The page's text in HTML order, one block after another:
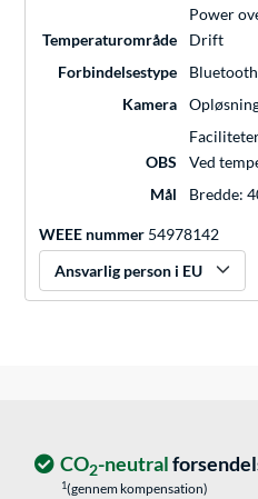
Power
Temperaturområde
Drift
Forbindelsestype
Bluetooth
Kamera
OBS
Ved
Mål
Bredde:
WEEE nummer 54978142
Ansvarlig person i EU
CO2-neutral
1(gennem kompensation)